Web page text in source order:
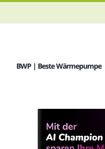
BWP | Beste Wärmepumpe